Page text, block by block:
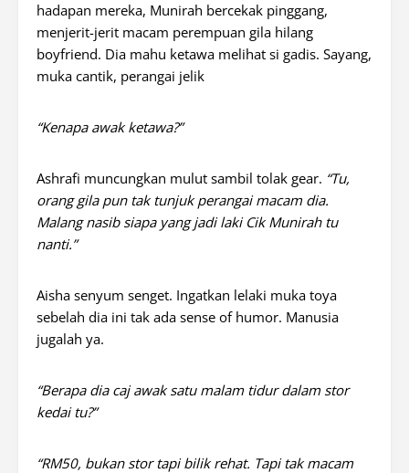
hadapan mereka, Munirah bercekak pinggang,
menjerit-jerit macam perempuan gila hilang
boyfriend. Dia mahu ketawa melihat si gadis. Sayang,
muka cantik, perangai jelik
“Kenapa awak ketawa?”
Ashrafi muncungkan mulut sambil tolak gear. “Tu,
orang gila pun tak tunjuk perangai macam dia.
Malang nasib siapa yang jadi laki Cik Munirah tu
nanti.”
Aisha senyum senget. Ingatkan lelaki muka toya
sebelah dia ini tak ada sense of humor. Manusia
jugalah ya.
“Berapa dia caj awak satu malam tidur dalam stor
kedai tu?”
“RM50, bukan stor tapi bilik rehat. Tapi tak macam